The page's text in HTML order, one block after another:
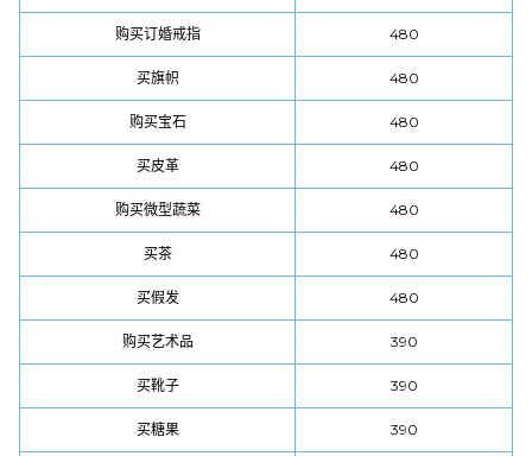
购买订婚戒指 480
买旗帜 480
购买宝石 480
买皮革 480
购买微型蔬菜 480
买茶 480
买假发 480
购买艺术品 390
买靴子 390
买糖果 390